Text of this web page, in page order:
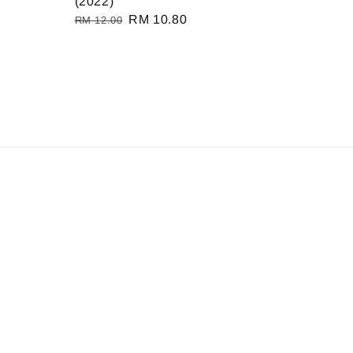
Regular
RM 12.00
Sale
RM 10.80